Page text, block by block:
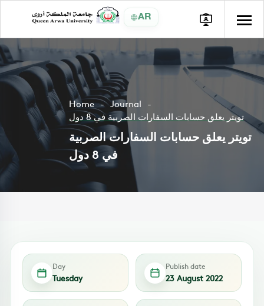
AR
Home
Journal
تويتر يعلق حسابات السفارات الصربية في 8 دول
تويتر يعلق حسابات السفارات الصربية
في 8 دول
Day
Tuesday
Publish date
23 August 2022